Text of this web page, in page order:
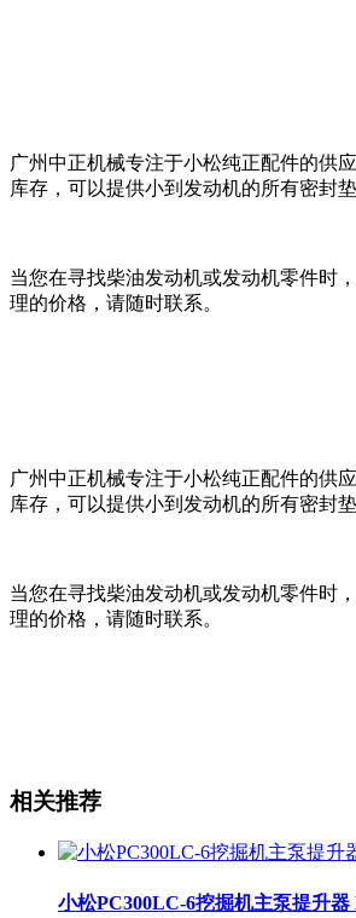
广州中正机械专注于小松纯正配件的供
库存，可以提供小到发动机的所有密封
当您在寻找柴油发动机或发动机零件时
理的价格，请随时联系。
广州中正机械专注于小松纯正配件的供
库存，可以提供小到发动机的所有密封
当您在寻找柴油发动机或发动机零件时
理的价格，请随时联系。
相关推荐
小松PC300LC-6挖掘机主泵提升器